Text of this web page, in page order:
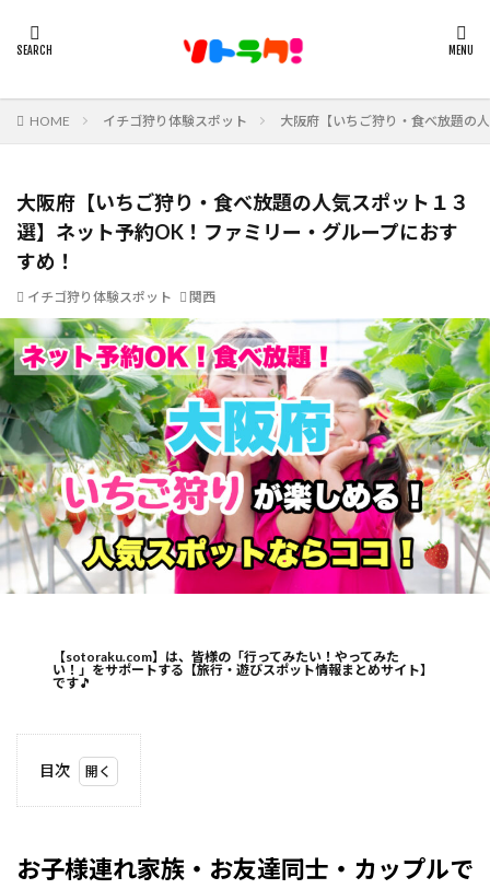
HOME イチゴ狩り体験スポット 大阪府【いちご狩り・食べ放題の
大阪府【いちご狩り・食べ放題の人気スポット１３
選】ネット予約OK！ファミリー・グループにおす
すめ！
イチゴ狩り体験スポット 関西
【sotoraku.com】は、皆様の「行ってみたい！やってみた
い！」をサポートする【旅行・遊びスポット情報まとめサイト】
です🎵
目次
れ家
族・
お子様連れ家族・お友達同士・カップルで